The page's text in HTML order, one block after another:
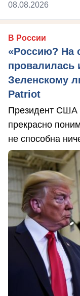
08.08.2026
В России
«Россию? На
провалилась
Зеленскому
Patriot
Президент США
прекрасно
не способна